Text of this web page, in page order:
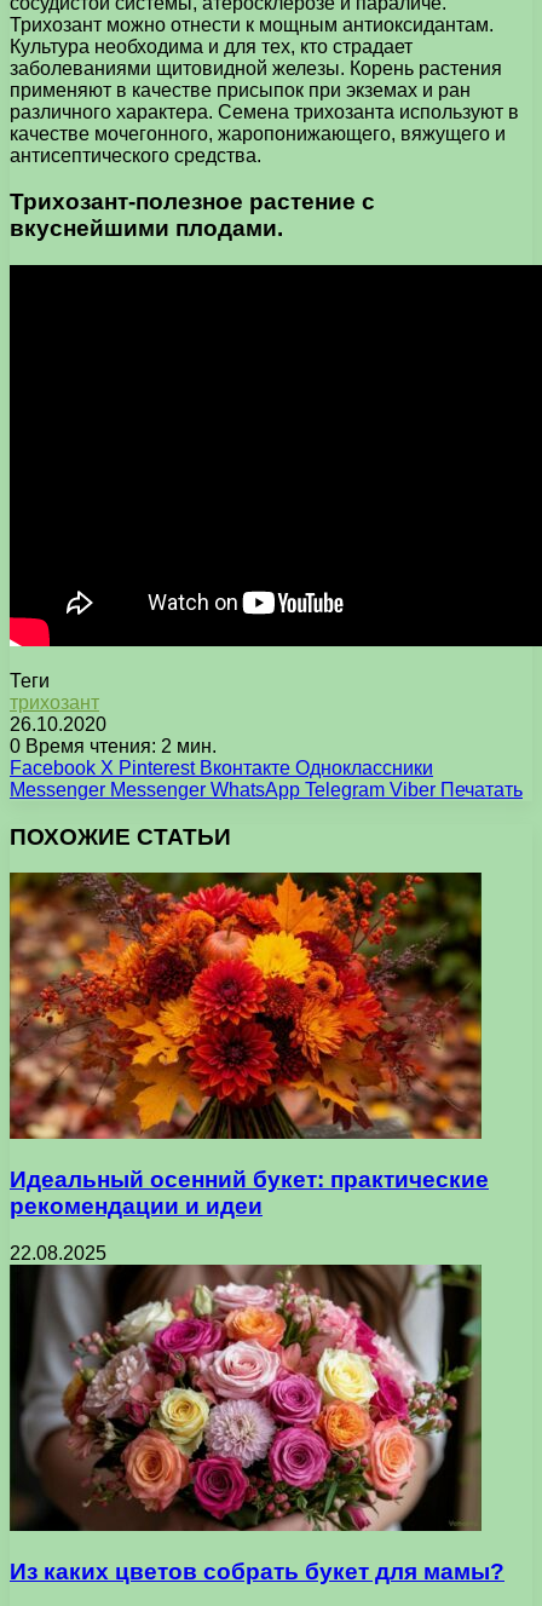
Трихозант можно отнести к мощным антиоксидантам.
Культура необходима и для тех, кто страдает
заболеваниями щитовидной железы. Корень растения
применяют в качестве присыпок при экземах и ран
различного характера. Семена трихозанта используют в
качестве мочегонного, жаропонижающего, вяжущего и
антисептического средства.
Трихозант-полезное растение с
вкуснейшими плодами.
Теги
трихозант
26.10.2020
0 Время чтения: 2 мин.
Facebook X Pinterest Вконтакте Одноклассники
Messenger Messenger WhatsApp Telegram Viber Печатать
ПОХОЖИЕ СТАТЬИ
Идеальный осенний букет: практические
рекомендации и идеи
22.08.2025
Из каких цветов собрать букет для мамы?